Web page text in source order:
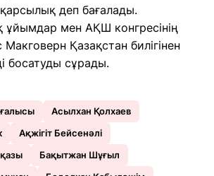
деп бағалады.
ұйымдар мен АҚШ конгресінің
Қазақстан билігінен
босатуды сұрады.
Асылхан Қолхаев
Ақжігіт Бейсенәлі
Бақытжан Шұғыл